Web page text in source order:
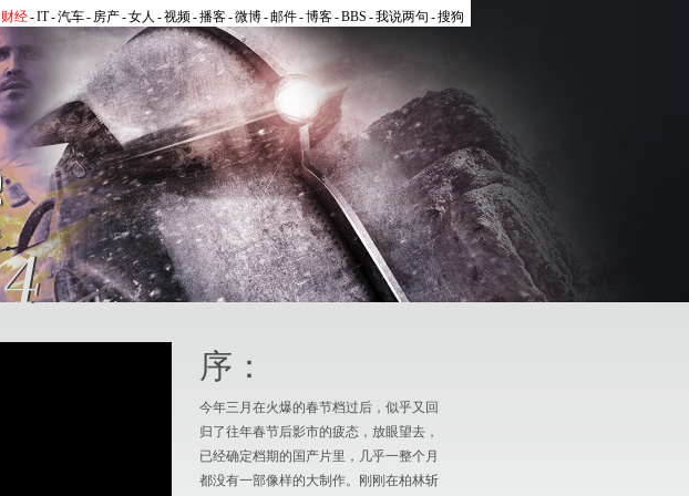
财经-IT-汽车- 房产-女人 -视频-播客-微博-邮件-博客-BBS -我说两句 -搜狗
序：
今年三月在火爆的春节档过后，似乎又回
归了往年春节后影市的疲态，放眼望去，
已经确定档期的国产片里，几乎一整个月
都没有一部像样的大制作。刚刚在柏林斩